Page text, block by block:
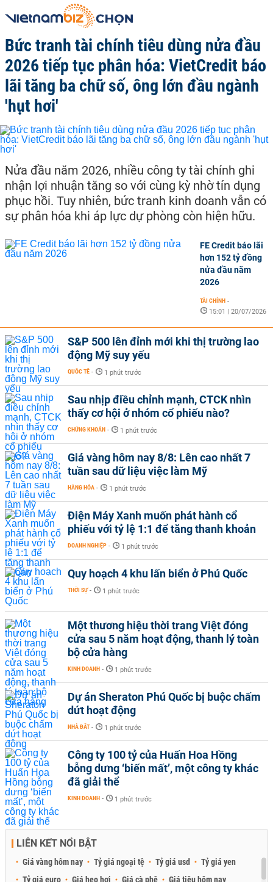
Bức tranh tài chính tiêu dùng nửa đầu
2026 tiếp tục phân hóa: VietCredit báo
lãi tăng ba chữ số, ông lớn đầu ngành
'hụt hơi'
Nửa đầu năm 2026, nhiều công ty tài chính ghi
nhận lợi nhuận tăng so với cùng kỳ nhờ tín dụng
phục hồi. Tuy nhiên, bức tranh kinh doanh vẫn có
sự phân hóa khi áp lực dự phòng còn hiện hữu.
FE Credit báo lãi
hơn 152 tỷ đồng
nửa đầu năm
2026
TÀI CHÍNH -
15:01 | 20/07/2026
S&P 500 lên đỉnh mới khi thị trường lao
động Mỹ suy yếu
QUỐC TẾ - 1 phút trước
Sau nhịp điều chỉnh mạnh, CTCK nhìn
thấy cơ hội ở nhóm cổ phiếu nào?
CHỨNG KHOÁN - 1 phút trước
Giá vàng hôm nay 8/8: Lên cao nhất 7
tuần sau dữ liệu việc làm Mỹ
HÀNG HÓA - 1 phút trước
Điện Máy Xanh muốn phát hành cổ
phiếu với tỷ lệ 1:1 để tăng thanh khoản
DOANH NGHIỆP - 1 phút trước
Quy hoạch 4 khu lấn biển ở Phú Quốc
THỜI SỰ - 1 phút trước
Một thương hiệu thời trang Việt đóng
cửa sau 5 năm hoạt động, thanh lý toàn
bộ cửa hàng
KINH DOANH - 1 phút trước
Dự án Sheraton Phú Quốc bị buộc chấm
dứt hoạt động
NHÀ ĐẤT - 1 phút trước
Công ty 100 tỷ của Huấn Hoa Hồng
bỗng dưng ‘biến mất’, một công ty khác
đã giải thể
KINH DOANH - 1 phút trước
LIÊN KẾT NỔI BẬT
Giá vàng hôm nay Tỷ giá ngoại tệ Tỷ giá usd
Tỷ giá yen
Tỷ giá euro
Giá heo hơi Giá cà phê Giá tiêu hôm nay